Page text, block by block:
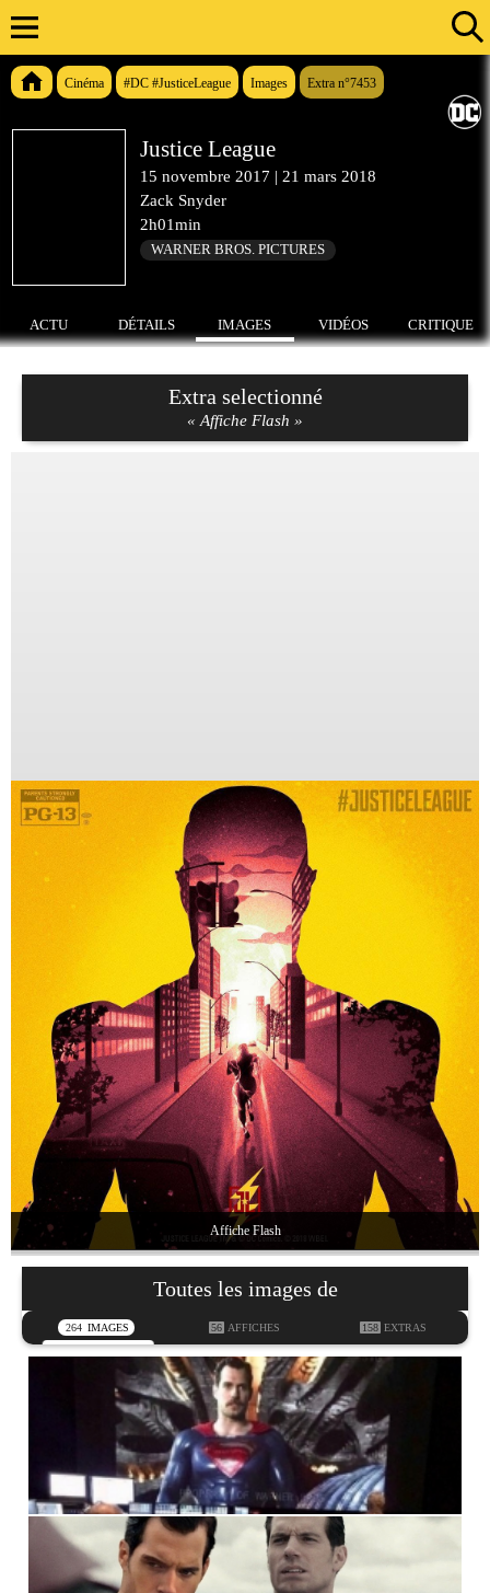
Cinéma #DC #JusticeLeague Images Extra n°7453
Justice League
15 novembre 2017 | 21 mars 2018
Zack Snyder
2h01min
WARNER BROS. PICTURES
ACTU DÉTAILS IMAGES VIDÉOS CRITIQUE
Extra selectionné
« Affiche Flash »
Affiche Flash
Toutes les images de
264 IMAGES 56 AFFICHES 158 EXTRAS